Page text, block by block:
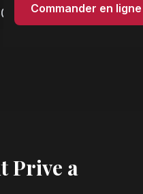
Commander en ligne
degres, livraison
Prive a